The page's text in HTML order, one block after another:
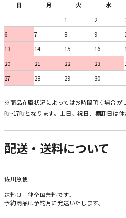
日
月 火 水
1
2
6
7 8 9
13
14 15 16
20
21 22 23
27
28 29 30
※商品在庫状況によってはお時間頂く場合
時~17時となります。土日、祝日、棚卸日は休
配送・送料について
佐川急便
送料は一律全国無料です。
予約商品は予約月に発送いたします。